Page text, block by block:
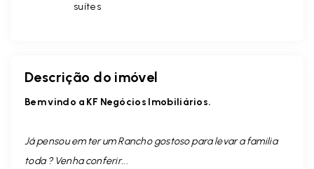
suítes
Descrição do imóvel
Bem vindo a KF Negócios Imobiliários.
Já pensou em ter um Rancho gostoso para levar a familia
toda ? Venha conferir...